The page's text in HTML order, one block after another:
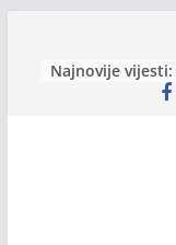
content
Najnovije vijesti: